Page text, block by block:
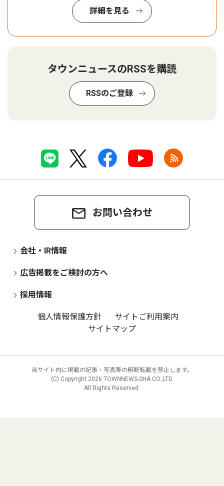
詳細を見る
タウンニュースのRSSを購読
RSSのご登録
お問い合わせ
会社・IR情報
広告掲載をご検討の方へ
採用情報
個人情報保護方針
サイトご利用案内
サイトマップ
当サイト内に掲載の記事・写真等の無断転載を禁止します。
(C) Copyright 2026 TOWNNEWS-SHA CO.,LTD.
All Rights Reserved.